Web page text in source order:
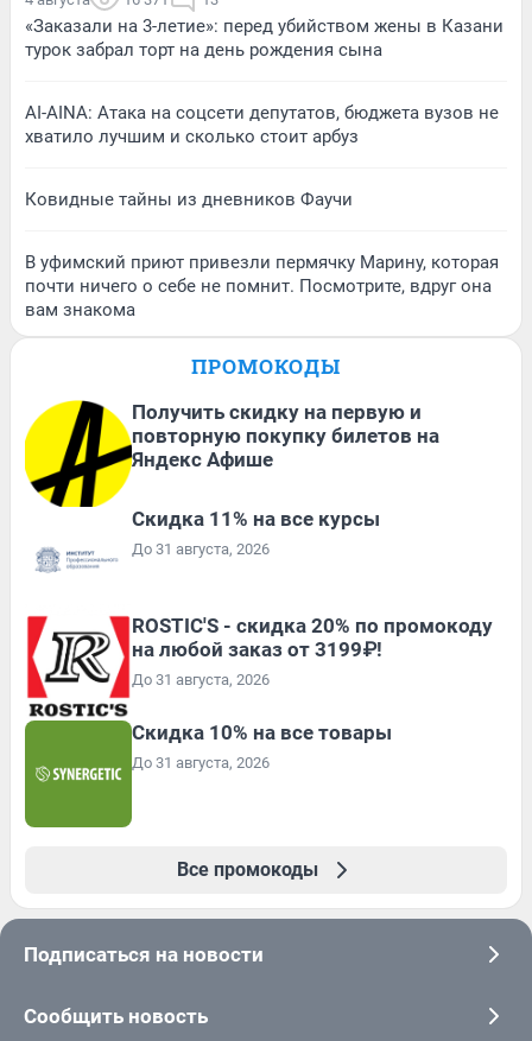
«Заказали на 3-летие»: перед убийством жены в Казани
турок забрал торт на день рождения сына
AI-AINA: Атака на соцсети депутатов, бюджета вузов не
хватило лучшим и сколько стоит арбуз
Ковидные тайны из дневников Фаучи
В уфимский приют привезли пермячку Марину, которая
почти ничего о себе не помнит. Посмотрите, вдруг она
вам знакома
ПРОМОКОДЫ
Получить скидку на первую и
повторную покупку билетов на
Яндекс Афише
Скидка 11% на все курсы
До 31 августа, 2026
ROSTIC'S - скидка 20% по промокоду
на любой заказ от 3199₽!
До 31 августа, 2026
Скидка 10% на все товары
До 31 августа, 2026
Все промокоды
Подписаться на новости
Сообщить новость